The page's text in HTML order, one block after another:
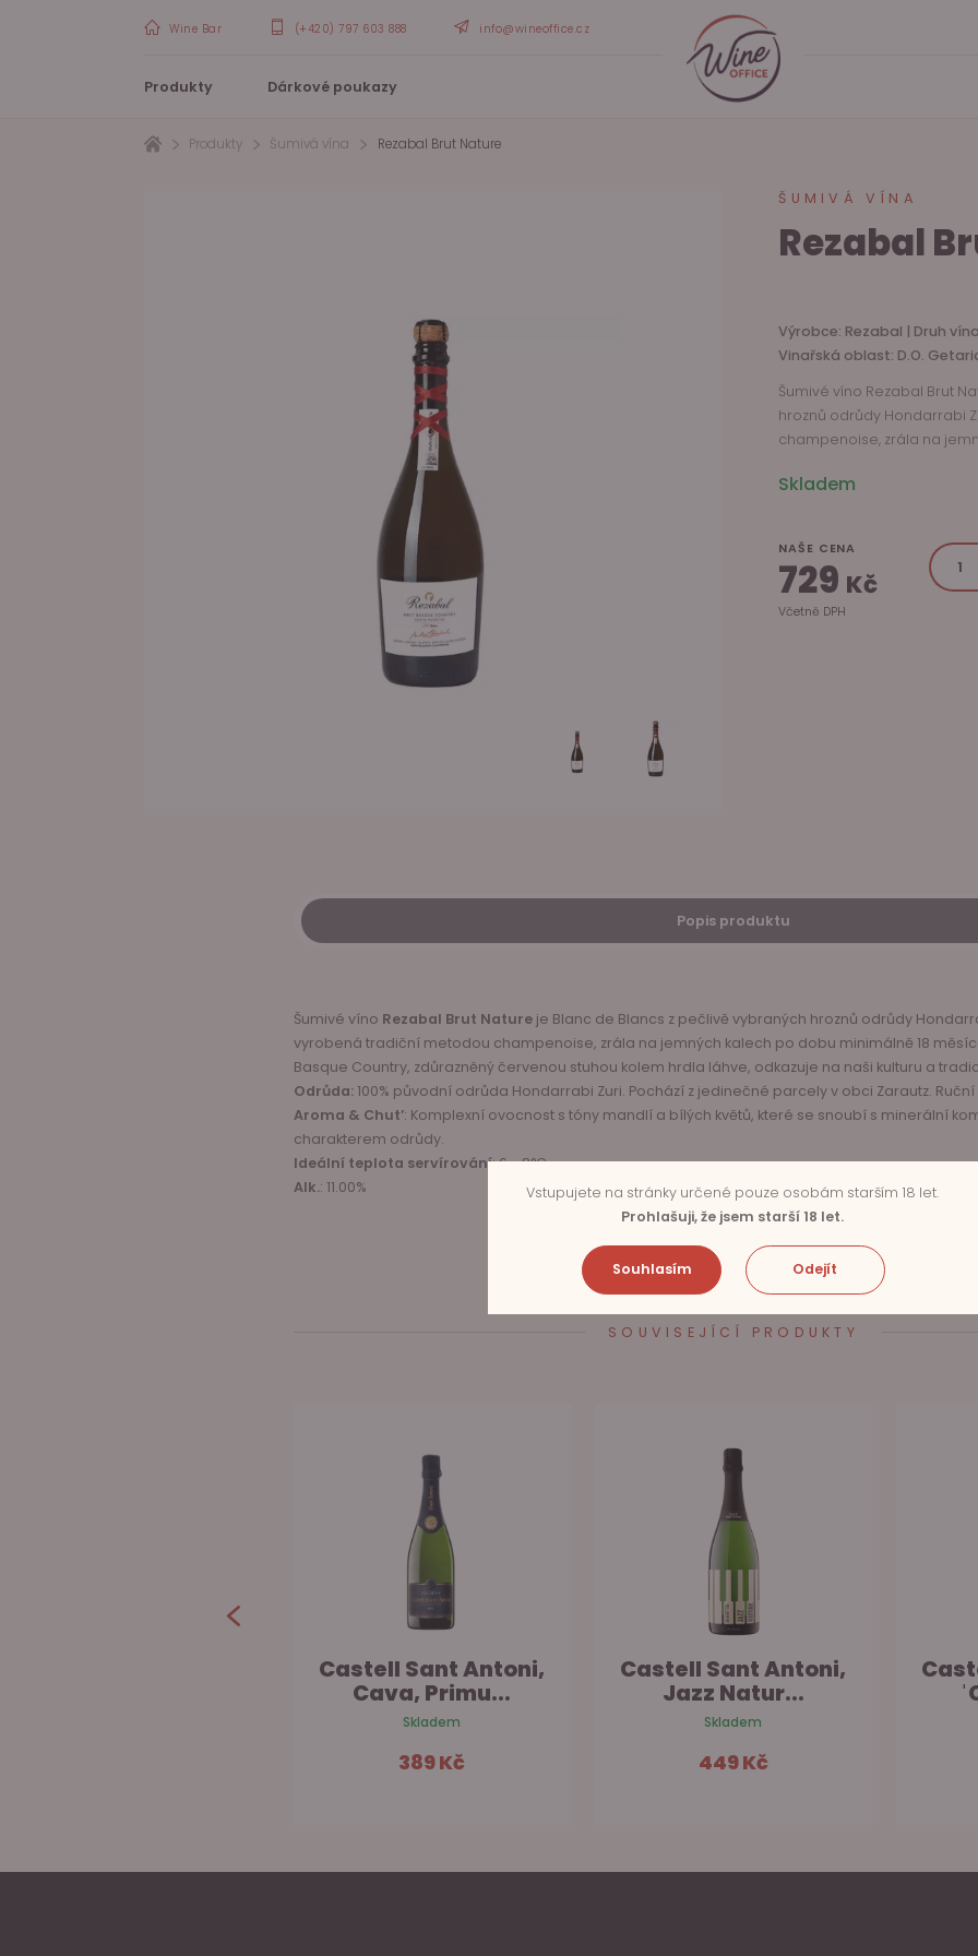
Wine Bar (+420) 797 603 888 info@wineoffice.cz
Produkty Dárkové poukazy
Produkty Šumivá vína Rezabal Brut Nature
ŠUMIVÁ VÍNA
Rezabal
Výrobce: Rezabal | Druh
Vinařská oblast: D.O.
Šumivé víno Rezabal Brut
hroznů odrůdy Hondarrabi
champenoise, zrála na
Skladem
NAŠE CENA
729 Kč
Včetně DPH
Popis produktu
Šumivé víno Rezabal Brut Natureje Blanc de Blancs z pečlivě vybraných hroznů odrůdy
vyrobená tradiční metodou champenoise, zrála na jemných kalech po dobu minimálně 18
Basque Country, zdůrazněný červenou stuhou kolem hrdla láhve, odkazuje na naši kulturu a
Odrůda:100% původní odrůda Hondarrabi Zuri. Pochází z jedinečné parcely v obci Zarautz. Ruční
Aroma & Chut’: Komplexní ovocnost s tóny mandlí a bílých květů, které se snoubí s minerální
charakterem odrůdy.
Ideální teplota servírování: 6 - 8°C.
Alk.: 11.00%
SOUVISEJÍCÍ PRODUKTY
Castell Sant Antoni,
Cava, Primu...
Skladem
389 Kč
Castell Sant Antoni,
Jazz Natur...
Skladem
449 Kč
Vstupujete na stránky určené pouze osobám starším 18 let.
Prohlašuji, že jsem starší 18 let.
Souhlasím Odejít